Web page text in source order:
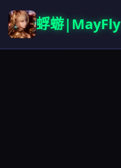
蜉蝣|MayFly